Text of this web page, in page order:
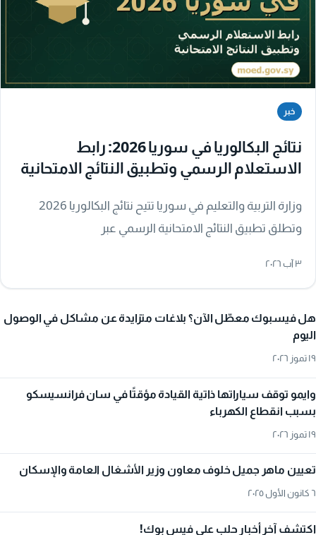
خبر
نتائج البكالوريا في سوريا 2026: رابط
الاستعلام الرسمي وتطبيق النتائج الامتحانية
وزارة التربية والتعليم في سوريا تتيح نتائج البكالوريا 2026
وتطلق تطبيق النتائج الامتحانية الرسمي عبر
٣ آب ٢٠٢٦
هل فيسبوك معطّل الآن؟ بلاغات متزايدة عن مشاكل في الوصول
اليوم
١٩ تموز ٢٠٢٦
وايمو توقف سياراتها ذاتية القيادة مؤقتًا في سان فرانسيسكو
بسبب انقطاع الكهرباء
١٩ تموز ٢٠٢٦
تعيين ماهر جميل خلوف معاون وزير الأشغال العامة والإسكان
٦ كانون الأول ٢٠٢٥
اكتشف آخر أخبار حلب على فيس بوك!